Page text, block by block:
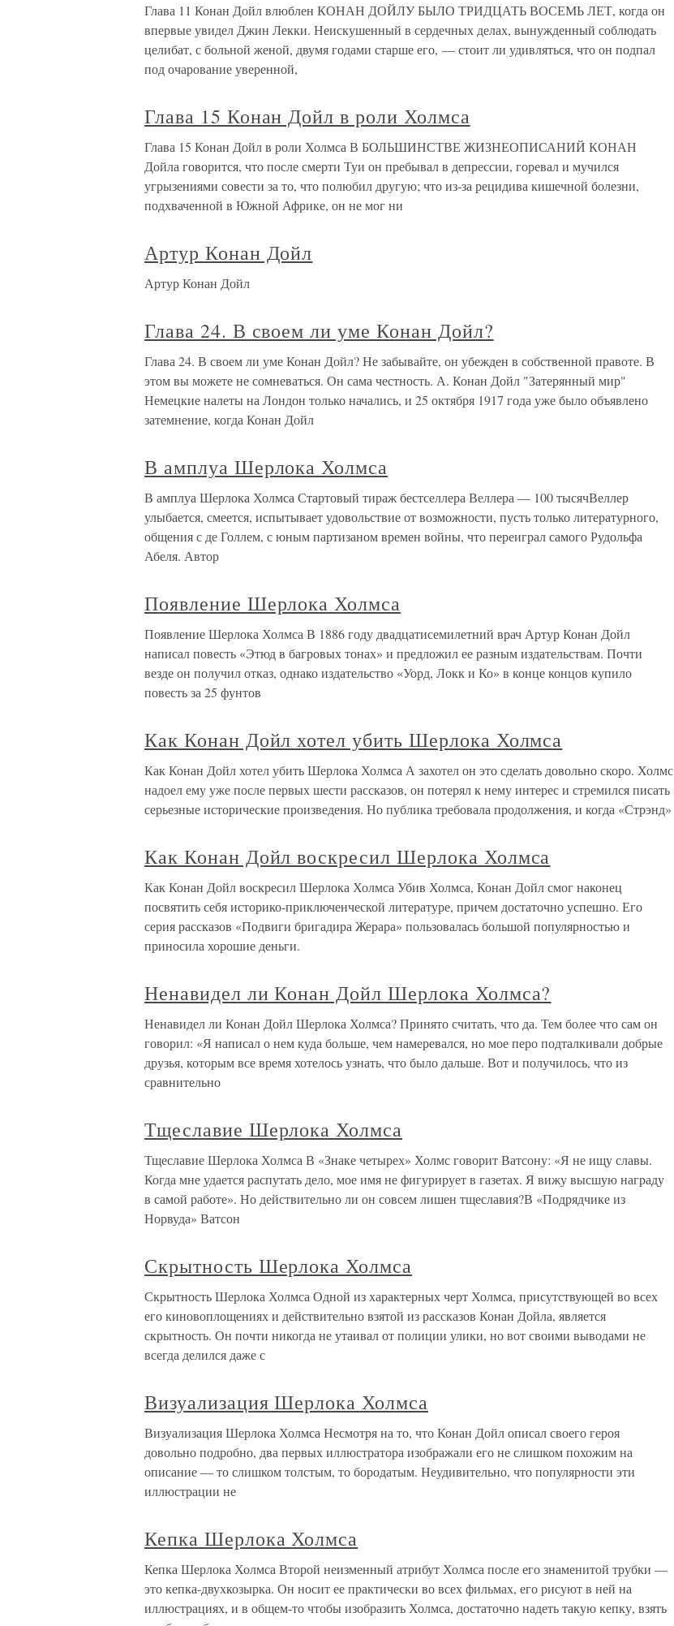
Глава 11 Конан Дойл влюблен КОНАН ДОЙЛУ БЫЛО ТРИДЦАТЬ ВОСЕМЬ ЛЕТ, когда он
впервые увидел Джин Лекки. Неискушенный в сердечных делах, вынужденный соблюдать
целибат, с больной женой, двумя годами старше его, — стоит ли удивляться, что он подпал
под очарование уверенной,
Глава 15 Конан Дойл в роли Холмса
Глава 15 Конан Дойл в роли Холмса В БОЛЬШИНСТВЕ ЖИЗНЕОПИСАНИЙ КОНАН
Дойла говорится, что после смерти Туи он пребывал в депрессии, горевал и мучился
угрызениями совести за то, что полюбил другую; что из-за рецидива кишечной болезни,
подхваченной в Южной Африке, он не мог ни
Артур Конан Дойл
Артур Конан Дойл
Глава 24. В своем ли уме Конан Дойл?
Глава 24. В своем ли уме Конан Дойл? Не забывайте, он убежден в собственной правоте. В
этом вы можете не сомневаться. Он сама честность. А. Конан Дойл "Затерянный мир"
Немецкие налеты на Лондон только начались, и 25 октября 1917 года уже было объявлено
затемнение, когда Конан Дойл
В амплуа Шерлока Холмса
В амплуа Шерлока Холмса Стартовый тираж бестселлера Веллера — 100 тысячВеллер
улыбается, смеется, испытывает удовольствие от возможности, пусть только литературного,
общения с де Голлем, с юным партизаном времен войны, что переиграл самого Рудольфа
Абеля. Автор
Появление Шерлока Холмса
Появление Шерлока Холмса В 1886 году двадцатисемилетний врач Артур Конан Дойл
написал повесть «Этюд в багровых тонах» и предложил ее разным издательствам. Почти
везде он получил отказ, однако издательство «Уорд, Локк и Ко» в конце концов купило
повесть за 25 фунтов
Как Конан Дойл хотел убить Шерлока Холмса
Как Конан Дойл хотел убить Шерлока Холмса А захотел он это сделать довольно скоро. Холмс
надоел ему уже после первых шести рассказов, он потерял к нему интерес и стремился писать
серьезные исторические произведения. Но публика требовала продолжения, и когда «Стрэнд»
Как Конан Дойл воскресил Шерлока Холмса
Как Конан Дойл воскресил Шерлока Холмса Убив Холмса, Конан Дойл смог наконец
посвятить себя историко-приключенческой литературе, причем достаточно успешно. Его
серия рассказов «Подвиги бригадира Жерара» пользовалась большой популярностью и
приносила хорошие деньги.
Ненавидел ли Конан Дойл Шерлока Холмса?
Ненавидел ли Конан Дойл Шерлока Холмса? Принято считать, что да. Тем более что сам он
говорил: «Я написал о нем куда больше, чем намеревался, но мое перо подталкивали добрые
друзья, которым все время хотелось узнать, что было дальше. Вот и получилось, что из
сравнительно
Тщеславие Шерлока Холмса
Тщеславие Шерлока Холмса В «Знаке четырех» Холмс говорит Ватсону: «Я не ищу славы.
Когда мне удается распутать дело, мое имя не фигурирует в газетах. Я вижу высшую награду
в самой работе». Но действительно ли он совсем лишен тщеславия?В «Подрядчике из
Норвуда» Ватсон
Скрытность Шерлока Холмса
Скрытность Шерлока Холмса Одной из характерных черт Холмса, присутствующей во всех
его киновоплощениях и действительно взятой из рассказов Конан Дойла, является
скрытность. Он почти никогда не утаивал от полиции улики, но вот своими выводами не
всегда делился даже с
Визуализация Шерлока Холмса
Визуализация Шерлока Холмса Несмотря на то, что Конан Дойл описал своего героя
довольно подробно, два первых иллюстратора изображали его не слишком похожим на
описание — то слишком толстым, то бородатым. Неудивительно, что популярности эти
иллюстрации не
Кепка Шерлока Холмса
Кепка Шерлока Холмса Второй неизменный атрибут Холмса после его знаменитой трубки —
это кепка-двухкозырка. Он носит ее практически во всех фильмах, его рисуют в ней на
иллюстрациях, и в общем-то чтобы изобразить Холмса, достаточно надеть такую кепку, взять